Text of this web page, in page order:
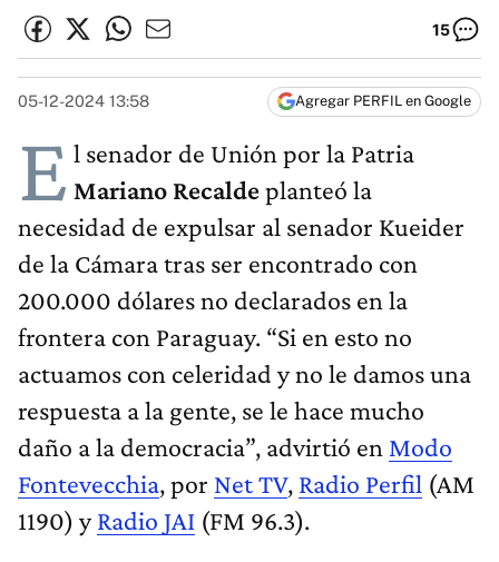
15
05-12-2024 13:58 Agregar PERFIL en Google
E l senador de Unión por la Patria
Mariano Recaldeplanteó la
necesidad de expulsar al senador Kueider
de la Cámara tras ser encontrado con
200.000 dólares no declarados en la
frontera con Paraguay. “Si en esto no
actuamos con celeridad y no le damos una
respuesta a la gente, se le hace mucho
daño a la democracia”, advirtió en Modo
Fontevecchia, por Net TV, Radio Perfil (AM
1190) yRadio JAI (FM 96.3).